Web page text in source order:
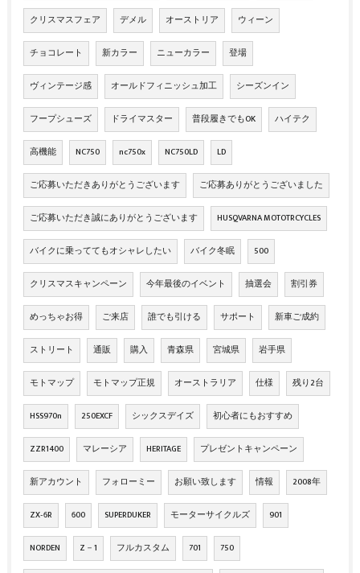
クリスマスフェア デメル オーストリア ウィーン
チョコレート 新カラー ニューカラー 登場
ヴィンテージ感 オールドフィニッシュ加工 シーズンイン
フープシューズ ドライマスター 普段履きでもOK ハイテク
高機能 NC750 nc750x NC750LD LD
ご応募いただきありがとうございます ご応募ありがとうございました
ご応募いただき誠にありがとうございます HUSQVARNA MOTOTRCYCLES
バイクに乗っててもオシャレしたい バイク冬眠 500
クリスマスキャンペーン 今年最後のイベント 抽選会 割引券
めっちゃお得 ご来店 誰でも引ける サポート 新車ご成約
ストリート 通販 購入 青森県 宮城県 岩手県
モトマップ モトマップ正規 オーストラリア 仕様 残り2台
HSS970n 250EXCF シックスデイズ 初心者にもおすすめ
ZZR1400 マレーシア HERITAGE プレゼントキャンペーン
新アカウント フォローミー お願い致します 情報 2008年
ZX‐6R 600 SUPERDUKER モーターサイクルズ 901
NORDEN Z－1 フルカスタム 701 750